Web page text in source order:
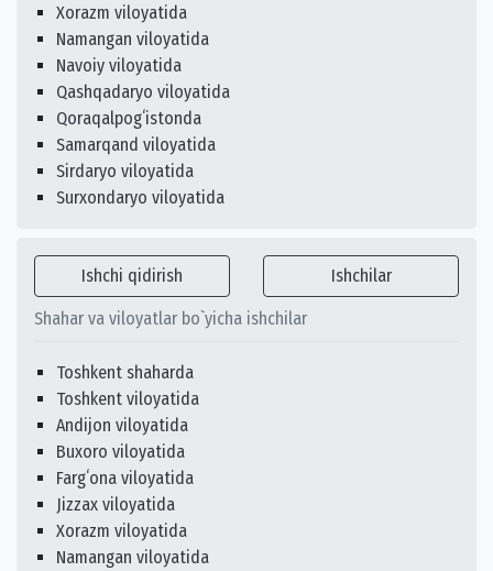
Xorazm viloyatida
Namangan viloyatida
Navoiy viloyatida
Qashqadaryo viloyatida
Qoraqalpogʻistonda
Samarqand viloyatida
Sirdaryo viloyatida
Surxondaryo viloyatida
Ishchi qidirish Ishchilar
Shahar va viloyatlar bo`yicha ishchilar
Toshkent shaharda
Toshkent viloyatida
Andijon viloyatida
Buxoro viloyatida
Fargʻona viloyatida
Jizzax viloyatida
Xorazm viloyatida
Namangan viloyatida